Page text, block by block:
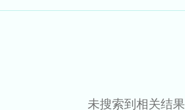
未搜索到相关结果